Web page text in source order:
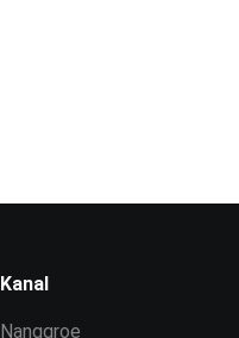
Kanal
Nanggroe